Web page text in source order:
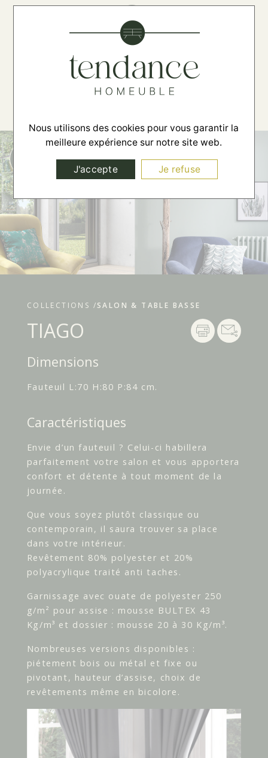
☰
COLLECTIONS /SALON & TABLE BASSE
TIAGO
Dimensions
Fauteuil L:70 H:80 P:84 cm.
Caractéristiques
Envie d’un fauteuil ? Celui-ci habillera
parfaitement votre salon et vous apportera
confort et détente à tout moment de la
journée.
Que vous soyez plutôt classique ou
contemporain, il saura trouver sa place
dans votre intérieur.
Revêtement 80% polyester et 20%
polyacrylique traité anti taches.
Garnissage avec ouate de polyester 250
g/m² pour assise : mousse BULTEX 43
Kg/m³ et dossier : mousse 20 à 30 Kg/m³.
Nombreuses versions disponibles :
piétement bois ou métal et fixe ou
pivotant, hauteur d’assise, choix de
revêtements même en bicolore.
Nous utilisons des cookies pour vous garantir la
meilleure expérience sur notre site web.
J'accepte Je refuse